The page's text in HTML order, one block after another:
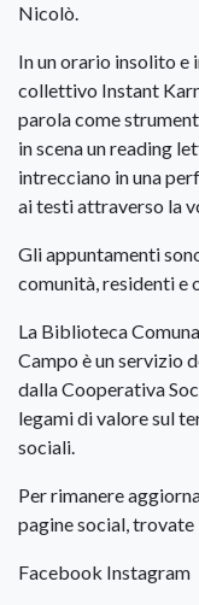
Nicolò.
In un orario insolito e
collettivo Instant
parola come
in scena un reading
intrecciano in una
ai testi attraverso la
Gli appuntamenti
comunità, residenti e
La Biblioteca
Campo è un servizio
dalla Cooperativa
legami di valore sul
sociali.
Per rimanere
pagine social,
Facebook Instagram